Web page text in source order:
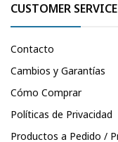
CUSTOMER SERVICE
Contacto
Cambios y Garantías
Cómo Comprar
Políticas de Privacidad
Productos a Pedido /